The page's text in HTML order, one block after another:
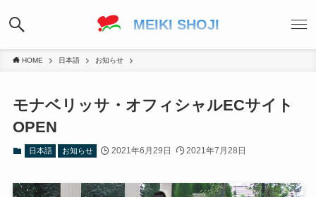
MEIKI SHOJI
HOME 日本語 お知らせ
モナベリッサ・オフィシャルECサイト
OPEN
日本語 お知らせ 2021年6月29日 2021年7月28日